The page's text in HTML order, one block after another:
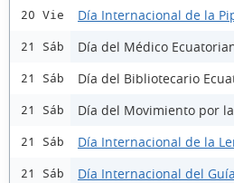
20 Vie Día Internacional de la
21 Sáb Día del Médico
21 Sáb Día del Bibliotecario
21 Sáb Día del Movimiento por
21 Sáb Día Internacional de la
21 Sáb Día Internacional del